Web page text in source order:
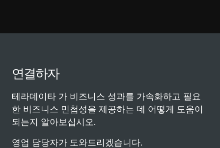
연결하자
테라데이타 가 비즈니스 성과를 가속화하고 필요
한 비즈니스 민첩성을 제공하는 데 어떻게 도움이
되는지 알아보십시오.
영업 담당자가 도와드리겠습니다.